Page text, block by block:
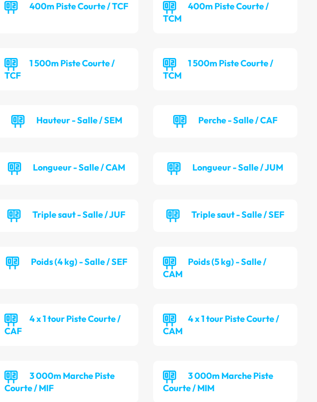
400m Piste Courte / TCF
400m Piste Courte /
TCM
1 500m Piste Courte /
TCF
1 500m Piste Courte /
TCM
Hauteur - Salle / SEM Perche - Salle / CAF
Longueur - Salle / CAM Longueur - Salle / JUM
Triple saut - Salle / JUF Triple saut - Salle / SEF
Poids (4 kg) - Salle / SEF
Poids (5 kg) - Salle /
CAM
4 x 1 tour Piste Courte /
CAF
4 x 1 tour Piste Courte /
CAM
3 000m Marche Piste
Courte / MIF
3 000m Marche Piste
Courte / MIM